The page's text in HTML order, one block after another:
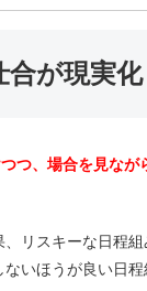
合が現実化
つ、場合を見なが
リスキーな日程
いほうが良い日程